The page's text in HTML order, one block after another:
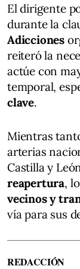
El dirigente
durante la
Adicciones
reiteró la
actúe con
temporal,
clave.
Mientras
arterias
Castilla y
reapertura,
vecinos y
vía para sus
REDACCIÓN